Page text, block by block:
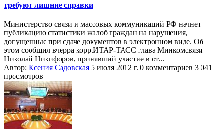
требуют лишние справки
Министерство связи и массовых коммуникаций РФ начнет
публикацию статистики жалоб граждан на нарушения,
допущенные при сдаче документов в электронном виде. Об
этом сообщил вчерра корр.ИТАР-ТАСС глава Минкомсвязи
Николай Никифоров, принявший участие в от...
Автор: Ксения Садовская 5 июля 2012 г. 0 комментариев 3 041
просмотров